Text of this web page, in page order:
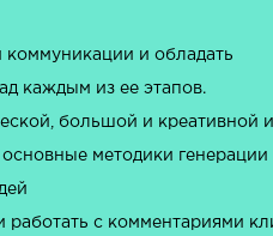
коммуникации и обладать
каждым из ее этапов.
большой и креативной
методики генерации
работать с комментариями